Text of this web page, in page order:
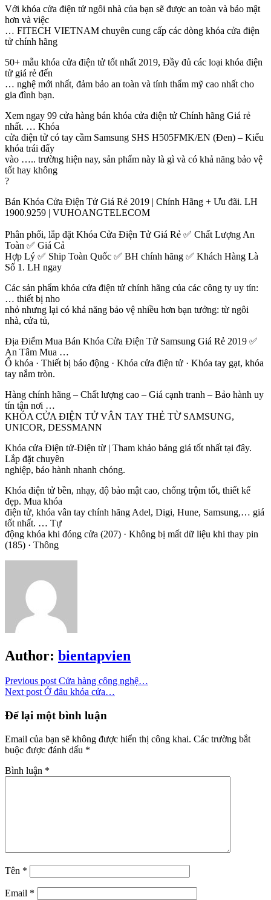
Với khóa cửa điện tử ngôi nhà của bạn sẽ được an toàn và bảo mật
hơn và việc
… FITECH VIETNAM chuyên cung cấp các dòng khóa cửa điện
tử chính hãng
50+ mẫu khóa cửa điện tử tốt nhất 2019, Đầy đủ các loại khóa điện
tử giá rẻ đến
… nghệ mới nhất, đảm bảo an toàn và tính thẩm mỹ cao nhất cho
gia đình bạn.
Xem ngay 99 cửa hàng bán khóa cửa điện tử Chính hãng Giá rẻ
nhất. … Khóa
cửa điện tử có tay cầm Samsung SHS H505FMK/EN (Đen) – Kiểu
khóa trái đẩy
vào ….. trường hiện nay, sản phẩm này là gì và có khả năng bảo vệ
tốt hay không
?
Bán Khóa Cửa Điện Tử Giá Rẻ 2019 | Chính Hãng + Ưu đãi. LH
1900.9259 | VUHOANGTELECOM
Phân phối, lắp đặt Khóa Cửa Điện Tử Giá Rẻ ✅ Chất Lượng An
Toàn ✅ Giá Cả
Hợp Lý ✅ Ship Toàn Quốc ✅ BH chính hãng ✅ Khách Hàng Là
Số 1. LH ngay
Các sản phẩm khóa cửa điện tử chính hãng của các công ty uy tín:
… thiết bị nho
nhỏ nhưng lại có khả năng bảo vệ nhiều hơn bạn tưởng: từ ngôi
nhà, cửa tủ,
Địa Điểm Mua Bán Khóa Cửa Điện Tử Samsung Giá Rẻ 2019 ✅
An Tâm Mua …
Ổ khóa · Thiết bị báo động · Khóa cửa điện tử · Khóa tay gạt, khóa
tay nắm tròn.
Hàng chính hãng – Chất lượng cao – Giá cạnh tranh – Bảo hành uy
tín tận nơi …
KHÓA CỬA ĐIỆN TỬ VÂN TAY THẺ TỪ SAMSUNG,
UNICOR, DESSMANN
Khóa cửa Điện tử-Điện từ | Tham khảo bảng giá tốt nhất tại đây.
Lắp đặt chuyên
nghiệp, bảo hành nhanh chóng.
Khóa điện tử bền, nhạy, độ bảo mật cao, chống trộm tốt, thiết kế
đẹp. Mua khóa
điện tử, khóa vân tay chính hãng Adel, Digi, Hune, Samsung,… giá
tốt nhất. … Tự
động khóa khi đóng cửa (207) · Không bị mất dữ liệu khi thay pin
(185) · Thông
Author: bientapvien
Previous postCửa hàng công nghệ…
Next postỞ đâu khóa cửa…
Để lại một bình luận
Email của bạn sẽ không được hiển thị công khai. Các trường bắt
buộc được đánh dấu *
Bình luận *
Tên *
Email *